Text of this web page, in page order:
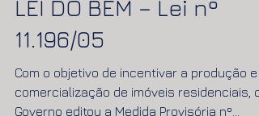
11 de nov. de 2019
LEI DO BEM – Lei nº
11.196/05
Com o objetivo de incentivar a produção e